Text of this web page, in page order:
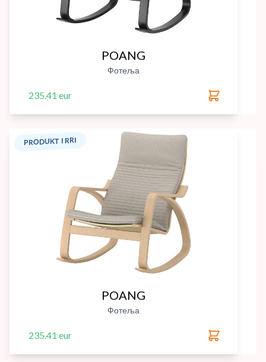
POANG
Фотеља
235.41 eur
PRODUKT I RRI
POANG
Фотеља
235.41 eur